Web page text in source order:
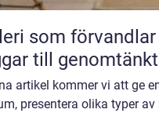
som förvandlar
till
artikel kommer vi att ge
presentera olika typer